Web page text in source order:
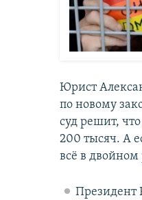
Юрист
по новому
суд решит,
200 тысяч. А
всё в
Президент